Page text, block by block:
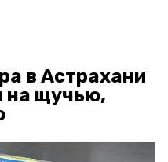
в Астрахани
на щучью,